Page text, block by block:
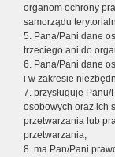
organom ochrony
samorządu
5. Pana/Pani dane
trzeciego ani do
6. Pana/Pani dane
i w zakresie
7. przysługuje
osobowych oraz ich
przetwarzania lub
przetwarzania,
8. ma Pan/Pani